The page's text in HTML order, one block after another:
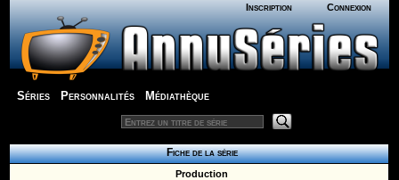
Inscription Connexion
Séries Personnalités Médiathèque
Fiche de la série
Production